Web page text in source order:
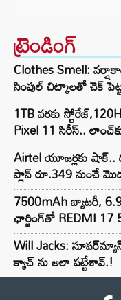
ట్రెండింగ్‌
Clothes Smell:
సింపుల్ చిట్కాలతో చెక్
1TB వరకు
Pixel 11 సిరీస్..
Airtel యూజర్లకు
ప్లాన్ రూ.349 నుంచే
7500mAh బ్యాటరీ,
ఛార్జింగ్‌తో REDMI
Will Jacks:
క్యాచ్ ను అలా పట్టేశావ్.!